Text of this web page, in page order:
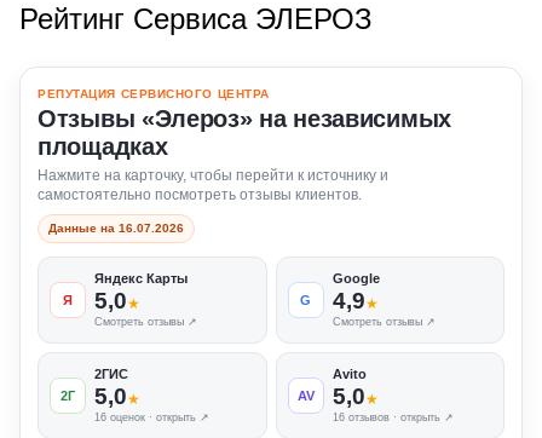
Рейтинг Сервиса ЭЛЕРОЗ
РЕПУТАЦИЯ СЕРВИСНОГО ЦЕНТРА
Отзывы «Элероз» на независимых
площадках
Нажмите на карточку, чтобы перейти к источнику и
самостоятельно посмотреть отзывы клиентов.
Данные на 16.07.2026
Я
Яндекс Карты
5,0★
Смотреть отзывы ↗
G
Google
4,9★
Смотреть отзывы ↗
2Г
2ГИС
5,0★
16 оценок · открыть ↗
AV
Avito
5,0★
16 отзывов · открыть ↗